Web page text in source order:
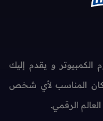
و يقدم إليك
المناسب لأي شخص
الرقمي.